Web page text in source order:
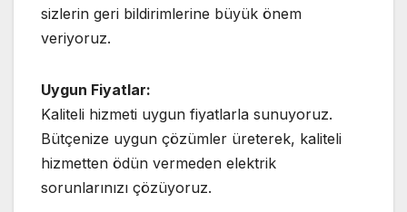
sizlerin geri bildirimlerine büyük önem
veriyoruz.
Uygun Fiyatlar:
Kaliteli hizmeti uygun fiyatlarla sunuyoruz.
Bütçenize uygun çözümler üreterek, kaliteli
hizmetten ödün vermeden elektrik
sorunlarınızı çözüyoruz.